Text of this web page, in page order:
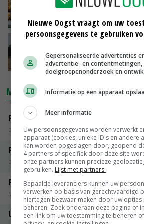
komen
07-08-2025
05-08-2025
MARKTPRIJZEN
Fontane
PotatoNL
Fritesgeschikt NL Du Be
PotatoNL
Peen
Noteringen
Uien Middenmeer Geel 30-60% grof
Nieuwe Oogst vraagt om uw
persoonsgegevens te gebruiken
Gepersonaliseerde advertenties
advertentie- en contentmetingen,
doelgroepenonderzoek en
Informatie op een apparaat
Meer informatie
Uw persoonsgegevens worden verwerkt
apparaat (cookies, unieke ID's en andere
kan worden opgeslagen door, geopend
4 partners of specifiek door deze site
onze partners kunnen precieze
gebruiken. Lijst met partners.
Bepaalde leveranciers kunnen uw
verwerken op basis van gerechtvaardigd
hiertegen bezwaar maken door uw
beheren. Zoek onderaan deze pagina of
een link om uw toestemming te beheren